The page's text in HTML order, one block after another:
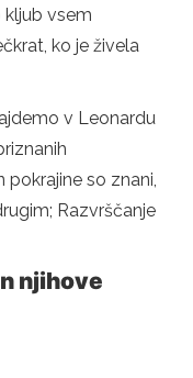
kljub vsem
ko je živela
v Leonardu
pokrajine so znani,
Razvrščanje
njihove